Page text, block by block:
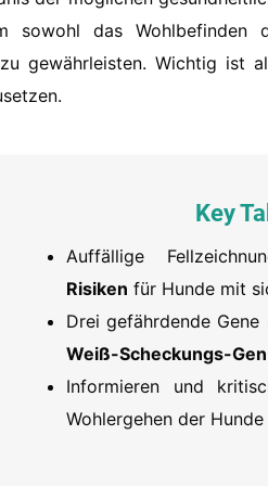
sowohl das
gewährleisten. Wichtig ist
Key
Auffällige
Risiken für Hunde mit
Drei gefährdende Gene
Weiß-Scheckungs-Gen
Informieren und
Wohlergehen der